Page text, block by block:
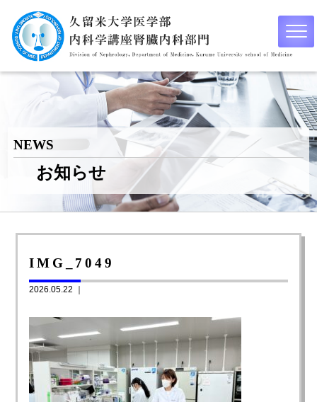
NEWS
お知らせ
IMG_7049
2026.05.22 ｜